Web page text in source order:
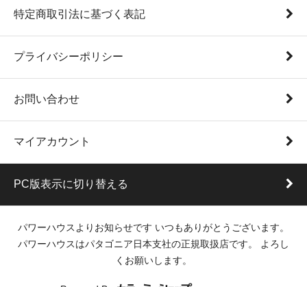
特定商取引法に基づく表記
プライバシーポリシー
お問い合わせ
マイアカウント
PC版表示に切り替える
パワーハウスよりお知らせです いつもありがとうございます。
パワーハウスはパタゴニア日本支社の正規取扱店です。 よろし
くお願いします。